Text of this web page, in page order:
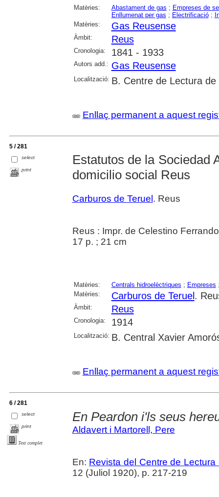
Matèries: Abastament de gas ; Empreses de
Enllumenat per gas ; Electrificació;
Matèries:
Gas Reusense
Àmbit: Reus
Cronologia: 1841 - 1933
Autors add.: Gas Reusense
Localització: B. Centre de Lectura de
Enllaç permanent a aquest
5 / 281
select
print
Estatutos de la Sociedad
domicilio social Reus
Carburos de Teruel . Reus
Reus : Impr. de Celestino
17 p. ; 21 cm
Matèries: Centrals hidroelèctriques ; Empreses
Matèries:
Carburos de Teruel .
Àmbit: Reus
Cronologia: 1914
Localització: B. Central Xavier
Enllaç permanent a aquest
6 / 281
select
print
Text complet
En Peardon i'ls seus
Aldavert i Martorell, Pere
En: Revista del Centre de Lectura
12 (Juliol 1920), p. 217-219